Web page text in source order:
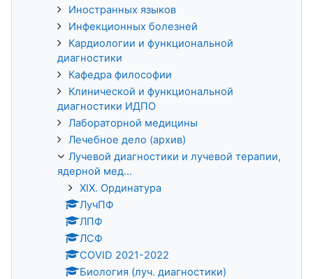
Иностранных языков
Инфекционных болезней
Кардиологии и функциональной
диагностики
Кафедра философии
Клинической и функциональной
диагностики ИДПО
Лабораторной медицины
Лечебное дело (архив)
Лучевой диагностики и лучевой терапии,
ядерной мед...
XIX. Ординатура
ЛучПФ
ЛПФ
ЛСФ
COVID 2021-2022
Биология (луч. диагностики)